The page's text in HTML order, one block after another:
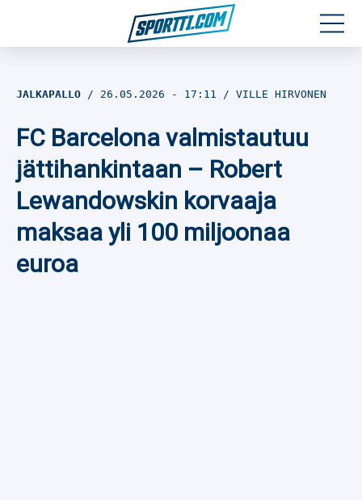
Jalkapallo
Yleisurheilu
Talviurheilu
JALKAPALLO 26.05.2026 - 17:11 VILLE HIRVONEN
FC Barcelona valmistautuu
jättihankintaan – Robert
Lewandowskin korvaaja
maksaa yli 100 miljoonaa
euroa